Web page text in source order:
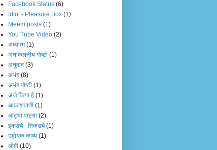
Facebook Status (6)
Idiot - Pleasure Box (1)
Meem posts (1)
You Tube Video (2)
अध्यात्म (1)
अनाकलनीय गोष्टी (1)
अनुवाद (3)
अभंग (8)
अभंग गोष्टी (1)
अर्ज किया है (1)
आकाशवाणी (1)
आट्या पाट्या (2)
इकडचे - तिकडचे (1)
उद्बोधक काव्य (1)
ओवी (10)